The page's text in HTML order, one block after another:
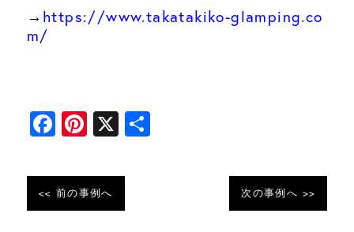
→ https://www.takatakiko-glamping.co
m/
F
c
e
Pi
er
e
X 共
<< 前の事例へ 次の事例へ >>